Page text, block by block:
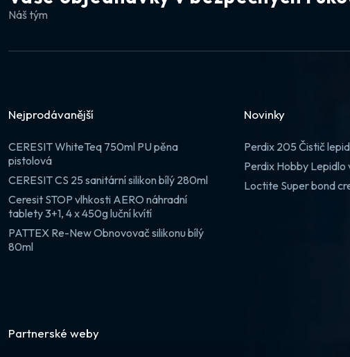
Náš tým
Nejprodávanější
CERESIT WhiteTeq 750ml PU pěna
pistolová
CERESIT CS 25 sanitární silikon bílý 280ml
Ceresit STOP vlhkosti AERO náhradní
tablety 3+1, 4 x 450g luční kvítí
PATTEX Re-New Obnovovač silikonu bílý
80ml
Novinky
Perdix 205 Čistič
Perdix Hobby
Loctite Super bond
Partnerské weby